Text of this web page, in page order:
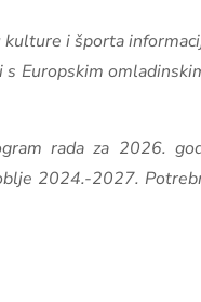
i športa
s Europskim
rada za 2026.
2024.-2027.